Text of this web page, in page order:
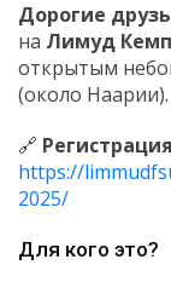
Дорогие
на Лимуд Кемп
открытым
(около Наарии).
🔗
https://
2025/
Для кого это?